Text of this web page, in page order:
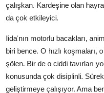
çalışkan. Kardeşine olan
da çok etkileyici.
Iida'nın motorlu bacakları,
biri bence. O hızlı koşmaları,
şölen. Bir de o ciddi tavırları
konusunda çok disiplinli.
geliştirmeye çalışıyor. Ama